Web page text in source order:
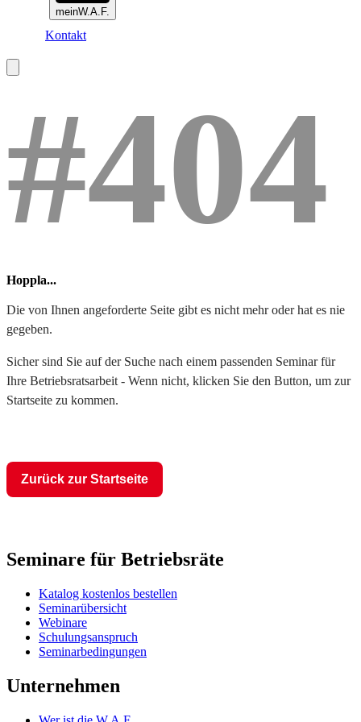
meinW.A.F.
Kontakt
#404
Hoppla...
Die von Ihnen angeforderte Seite gibt es nicht mehr oder hat es nie
gegeben.
Sicher sind Sie auf der Suche nach einem passenden Seminar für
Ihre Betriebsratsarbeit - Wenn nicht, klicken Sie den Button, um zur
Startseite zu kommen.
Zurück zur Startseite
Seminare für Betriebsräte
Katalog kostenlos bestellen
Seminarübersicht
Webinare
Schulungsanspruch
Seminarbedingungen
Unternehmen